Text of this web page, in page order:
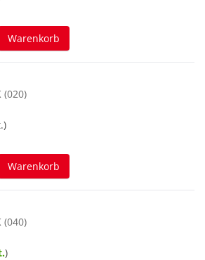
Warenkorb
(020)
Warenkorb
(040)
)